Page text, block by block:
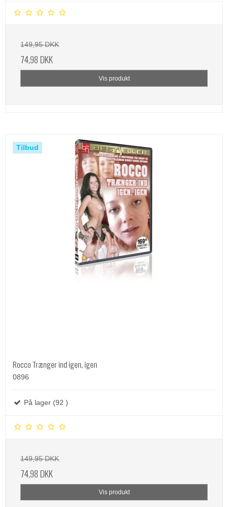
149,95 DKK
74,98 DKK
Vis produkt
Tilbud
Rocco Trænger ind igen, igen
0896
På lager (92 )
149,95 DKK
74,98 DKK
Vis produkt